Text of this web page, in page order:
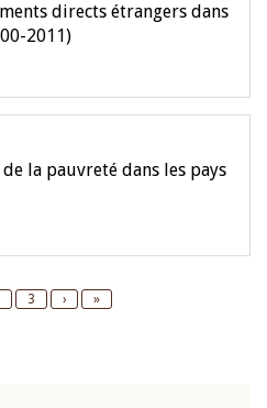
directs étrangers dans
2011)
la pauvreté dans les pays
Page
3
Next
›
Last
»